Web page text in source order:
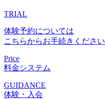
TRIAL
体験予約については
こちらからお手続きください
Price
料金システム
GUIDANCE
体験・入会